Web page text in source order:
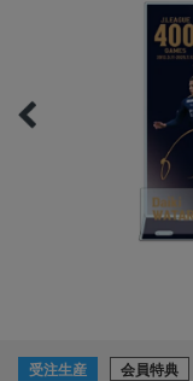
受注生産 会員特典